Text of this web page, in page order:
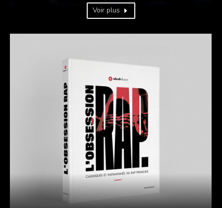
Voir plus